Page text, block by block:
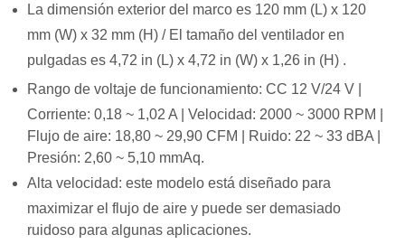
La dimensión exterior del marco es 120 mm (L) x 120
mm (W) x 32 mm (H) / El tamaño del ventilador en
pulgadas es 4,72 in (L) x 4,72 in (W) x 1,26 in (H) .
Rango de voltaje de funcionamiento: CC 12 V/24 V |
Corriente: 0,18 ~ 1,02 A | Velocidad: 2000 ~ 3000 RPM |
Flujo de aire: 18,80 ~ 29,90 CFM | Ruido: 22 ~ 33 dBA |
Presión: 2,60 ~ 5,10 mmAq.
Alta velocidad: este modelo está diseñado para
maximizar el flujo de aire y puede ser demasiado
ruidoso para algunas aplicaciones.